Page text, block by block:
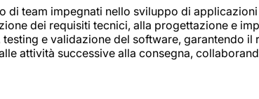
di team impegnati nello sviluppo di
dei requisiti tecnici, alla progettazione e
e validazione del software, garantendo
attività successive alla consegna,